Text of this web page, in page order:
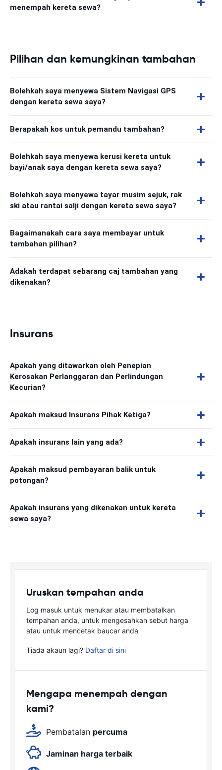
menempah kereta sewa?
Pilihan dan kemungkinan tambahan
Bolehkah saya menyewa Sistem Navigasi GPS
dengan kereta sewa saya?
Berapakah kos untuk pemandu tambahan?
Bolehkah saya menyewa kerusi kereta untuk
bayi/anak saya dengan kereta sewa saya?
Bolehkah saya menyewa tayar musim sejuk, rak
ski atau rantai salji dengan kereta sewa saya?
Bagaimanakah cara saya membayar untuk
tambahan pilihan?
Adakah terdapat sebarang caj tambahan yang
dikenakan?
Insurans
Apakah yang ditawarkan oleh Penepian
Kerosakan Perlanggaran dan Perlindungan
Kecurian?
Apakah maksud Insurans Pihak Ketiga?
Apakah insurans lain yang ada?
Apakah maksud pembayaran balik untuk
potongan?
Apakah insurans yang dikenakan untuk kereta
sewa saya?
Uruskan tempahan anda
Log masuk untuk menukar atau membatalkan
tempahan anda, untuk mengesahkan sebut harga
atau untuk mencetak baucar anda
Tiada akaun lagi? Daftar di sini
Mengapa menempah dengan
kami?
Pembatalan percuma
Jaminan harga terbaik